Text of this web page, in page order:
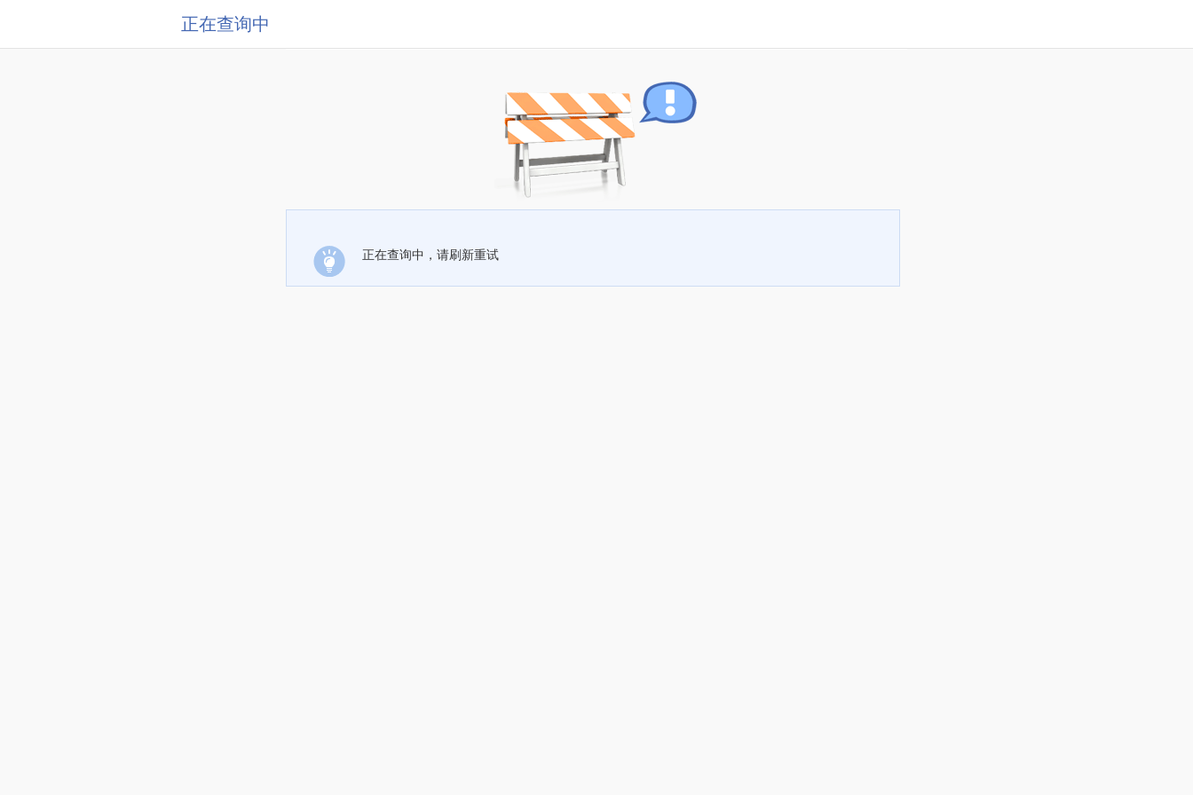
正在查询中
正在查询中，请刷新重试